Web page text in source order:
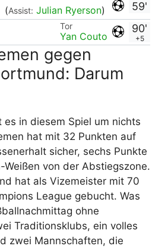
59'
(Assist: Julian Ryerson)
90'
+5
Tor
Yan Couto
gegen
Darum
es in diesem Spiel um nichts
hat mit 32 Punkten auf
sicher, sechs Punkte
Weißen von der Abstiegszone.
hat als Vizemeister mit 70
League gebucht. Was
ohne
Traditionsklubs, ein volles
zwei Mannschaften, die